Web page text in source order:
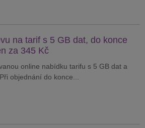
na tarif s 5 GB dat, do konce
za 345 Kč
online nabídku tarifu s 5 GB dat a
objednání do konce...